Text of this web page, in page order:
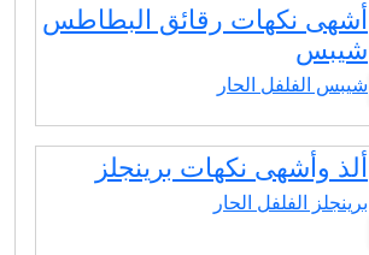
أشهى نكهات رقائق البطاطس
شيبس
شيبس الفلفل الحار
ألذ وأشهى نكهات برينجلز
برينجلز الفلفل الحار